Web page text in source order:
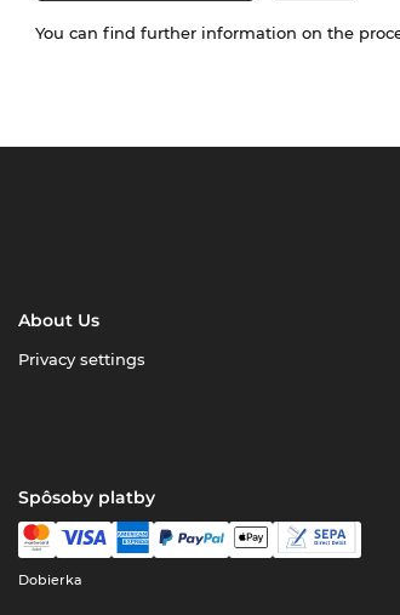
You can find further information on the
About Us
Privacy settings
Spôsoby platby
Dobierka